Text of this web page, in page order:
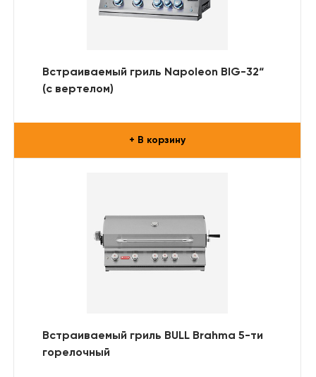
Встраиваемый гриль Napoleon BIG-32“
(с вертелом)
+ В корзину
Встраиваемый гриль BULL Brahma 5-ти
горелочный